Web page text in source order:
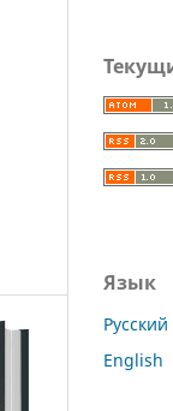
Язык
Русский
English